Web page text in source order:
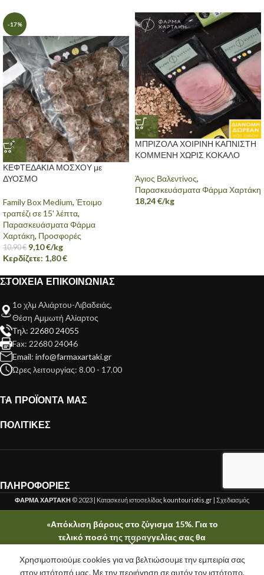
«Απόκλιση βάρους στο ζύγισμα 15%. Για το
τελικό ποσό της παραγγελίας σας θα
ζύγισης.»
-17%
ΚΕΦΤΕΔΑΚΙΑ ΜΟΣΧΟΥ με
ΔΥΟΣΜΟ
Family Box Medium, Έτοιμο
τραπέζι σε 15' λέπτα,
Παρασκευάσματα Φάρμα
Χαρτάκη, Προσφορές
10,90€ 9,10€/kg
Κερδίζετε: 1,80€
ΜΠΡΙΖΟΛΑ ΧΟΙΡΙΝΗ ΚΑΠΝΙΣΤΗ
ΚΟΜΜΕΝΗ ΧΩΡΙΣ ΚΟΚΑΛΟ
Άγιος Βαλεντίνος,
Παρασκευάσματα Φάρμα Χαρτάκη
18,24€/kg
ΣΤΟΙΧΕΙΑ ΕΠΙΚΟΙΝΩΝΙΑΣ
1ο χλμ Αλιάρτου-Λιβαδειάς,
Θέση Αμμωτή Αλίαρτος
Τηλ: 22680 24055
Fax: 22680 24046
Email: info@farmaxartaki.gr
Ώρες λειτουργίας: 8.00 - 17.00
ΤΑ ΠΡΟΪΟΝΤΑ ΜΑΣ
ΠΟΛΙΤΙΚΕΣ
ΠΛΗΡΟΦΟΡΙΕΣ
ΦΑΡΜΑ ΧΑΡΤΑΚΗ © 2023 | Κατασκευή ιστοσελίδαςkountouriotis.gr | Σχεδιασμός
kountouriotis.gr
Χρησιμοποιούμε cookies για να βελτιώσουμε την εμπειρία σας
στον ιστότοπό μας. Με την περιήγηση σε αυτόν τον ιστότοπο,
Ο λογαριασμός μου